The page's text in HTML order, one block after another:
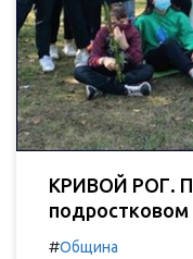
КРИВОЙ РОГ.
подростковом
#Община